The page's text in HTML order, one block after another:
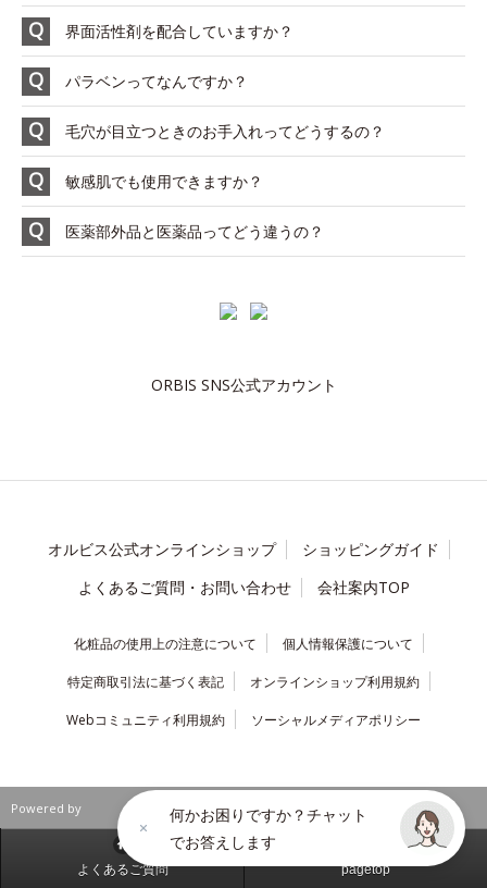
界面活性剤を配合していますか？
パラベンってなんですか？
毛穴が目立つときのお手入れってどうするの？
敏感肌でも使用できますか？
医薬部外品と医薬品ってどう違うの？
ORBIS SNS公式アカウント
オルビス公式オンラインショップ
ショッピングガイド
よくあるご質問・お問い合わせ
会社案内TOP
化粧品の使用上の注意について 個人情報保護について
特定商取引法に基づく表記 オンラインショップ利用規約
Webコミュニティ利用規約 ソーシャルメディアポリシー
Powered by
よくあるご質問 pagetop
何かお困りですか？チャット
でお答えします